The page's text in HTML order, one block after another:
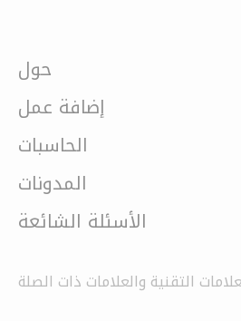
حول
إضافة عمل
الحاسبات
المدونات
الأسئلة الشائعة
التقنية والعلامات ذات الصلة